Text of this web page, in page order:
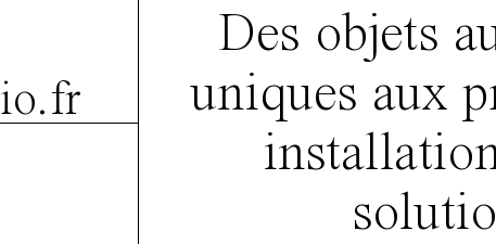
Des objets
uniques aux